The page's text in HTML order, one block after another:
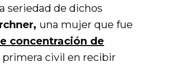
seriedad de dichos
una mujer que fue
concentración de
primera civil en recibir